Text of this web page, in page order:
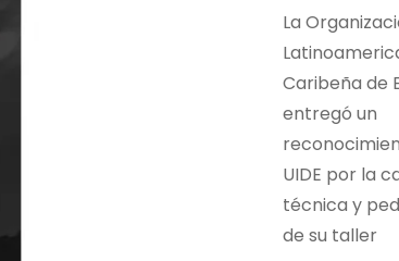
La
Caribeña de
entregó un
UIDE por la
técnica y
de su taller